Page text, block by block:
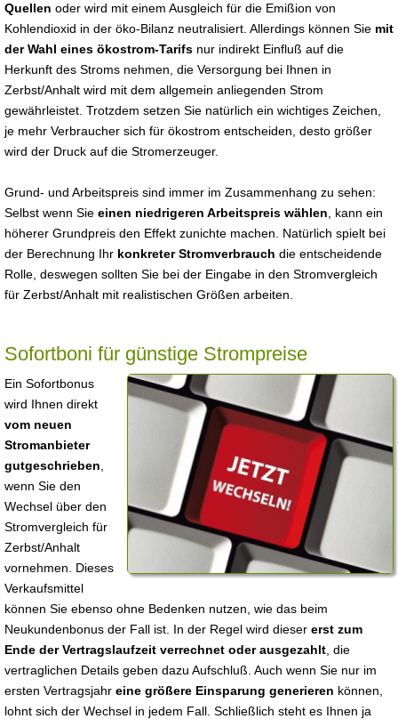
Quellen oder wird mit einem Ausgleich für die Emißion von
Kohlendioxid in der öko-Bilanz neutralisiert. Allerdings können Sie mit
der Wahl eines ökostrom-Tarifs nur indirekt Einfluß auf die
Herkunft des Stroms nehmen, die Versorgung bei Ihnen in
Zerbst/Anhalt wird mit dem allgemein anliegenden Strom
gewährleistet. Trotzdem setzen Sie natürlich ein wichtiges Zeichen,
je mehr Verbraucher sich für ökostrom entscheiden, desto größer
wird der Druck auf die Stromerzeuger.
Grund- und Arbeitspreis sind immer im Zusammenhang zu sehen:
Selbst wenn Sie einen niedrigeren Arbeitspreis wählen , kann ein
höherer Grundpreis den Effekt zunichte machen. Natürlich spielt bei
der Berechnung Ihr konkreter Stromverbrauch die entscheidende
Rolle, deswegen sollten Sie bei der Eingabe in den Stromvergleich
für Zerbst/Anhalt mit realistischen Größen arbeiten.
Sofortboni für günstige Strompreise
Ein Sofortbonus
wird Ihnen direkt
vom neuen
Stromanbieter
gutgeschrieben
wenn Sie den
Wechsel über den
Stromvergleich für
Zerbst/Anhalt
vornehmen. Dieses
Verkaufsmittel
können Sie ebenso ohne Bedenken nutzen, wie das beim
Neukundenbonus der Fall ist. In der Regel wird dieser erst zum
Ende der Vertragslaufzeit verrechnet oder ausgezahlt , die
vertraglichen Details geben dazu Aufschluß. Auch wenn Sie nur im
ersten Vertragsjahr eine größere Einsparung generieren können,
lohnt sich der Wechsel in jedem Fall. Schließlich steht es Ihnen ja